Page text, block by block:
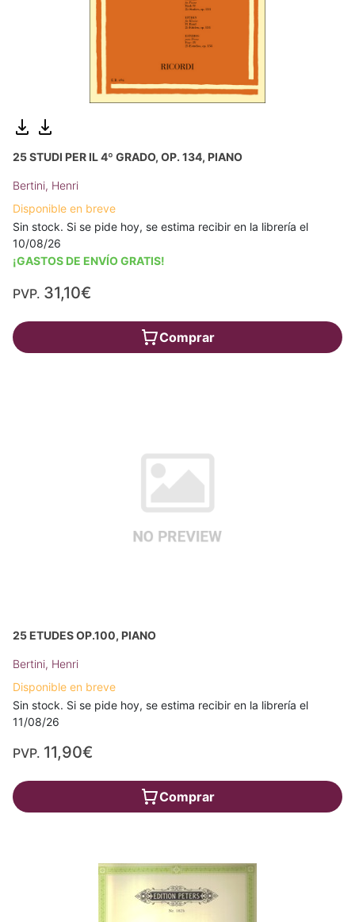
25 STUDI PER IL 4º GRADO, OP. 134, PIANO
Bertini, Henri
Disponible en breve
Sin stock. Si se pide hoy, se estima recibir en la librería el
10/08/26
¡GASTOS DE ENVÍO GRATIS!
PVP. 31,10€
Comprar
25 ETUDES OP.100, PIANO
Bertini, Henri
Disponible en breve
Sin stock. Si se pide hoy, se estima recibir en la librería el
11/08/26
PVP. 11,90€
Comprar